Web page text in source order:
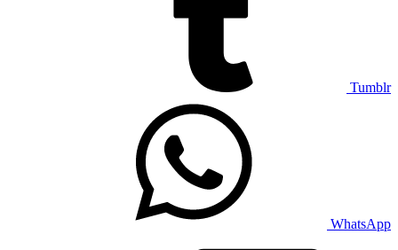
Tumblr
WhatsApp